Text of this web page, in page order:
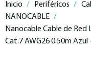
Inicio / Periféricos /
NANOCABLE /
Nanocable Cable de Red
Cat.7 AWG26 0.50m Azul